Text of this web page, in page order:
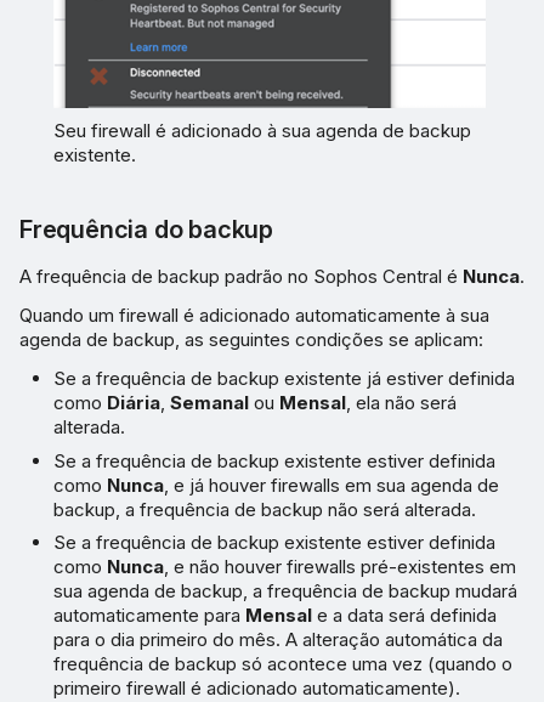
Seu firewall é adicionado à sua agenda de backup
existente.
Frequência do backup
A frequência de backup padrão no Sophos Central é Nunca.
Quando um firewall é adicionado automaticamente à sua
agenda de backup, as seguintes condições se aplicam:
Se a frequência de backup existente já estiver definida
como Diária,Semanal ou Mensal, ela não será
alterada.
Se a frequência de backup existente estiver definida
como Nunca, e já houver firewalls em sua agenda de
backup, a frequência de backup não será alterada.
Se a frequência de backup existente estiver definida
como Nunca, e não houver firewalls pré-existentes em
sua agenda de backup, a frequência de backup mudará
automaticamente para Mensal e a data será definida
para o dia primeiro do mês. A alteração automática da
frequência de backup só acontece uma vez (quando o
primeiro firewall é adicionado automaticamente).